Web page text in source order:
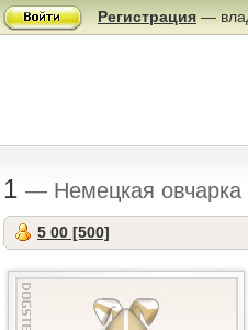
Регистрация —
1 — Немецкая овчарка
5 00 [500]